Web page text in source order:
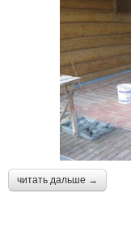
читать дальше →